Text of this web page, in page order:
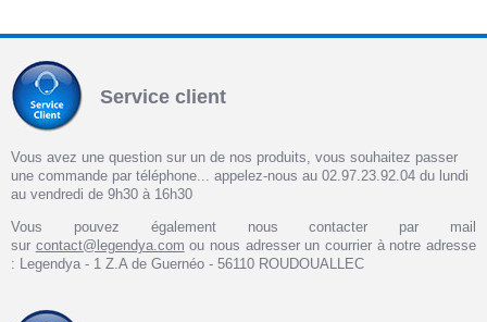
Service client
Vous avez une question sur un de nos produits, vous souhaitez passer
une commande par téléphone... appelez-nous au 02.97.23.92.04 du lundi
au vendredi de 9h30 à 16h30
Vous pouvez également nous contacter par mail
sur contact@legendya.com ou nous adresser un courrier à notre adresse
: Legendya - 1 Z.A de Guernéo - 56110 ROUDOUALLEC